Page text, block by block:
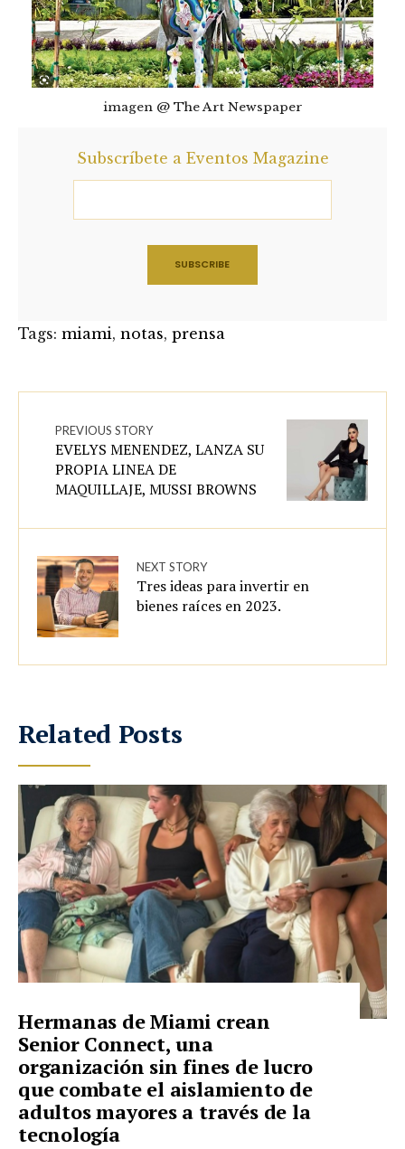
imagen @ The Art Newspaper
Subscríbete a Eventos Magazine
Tags: miami, notas, prensa
PREVIOUS STORY
EVELYS MENENDEZ, LANZA SU
PROPIA LINEA DE
MAQUILLAJE, MUSSI BROWNS
NEXT STORY
Tres ideas para invertir en
bienes raíces en 2023.
Related Posts
Hermanas de Miami crean
Senior Connect, una
organización sin fines de lucro
que combate el aislamiento de
adultos mayores a través de la
tecnología